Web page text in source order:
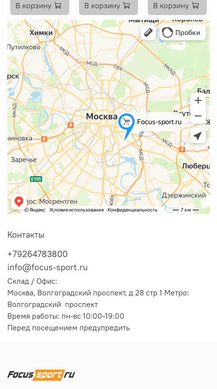
В корзину В корзину В корзину
Контакты
+79264783800
info@focus-sport.ru
Склад / Офис:
Москва, Волгоградский проспект, д 28 стр 1 Метро:
Волгоградский проспект
Время работы: пн-вс 10:00-19:00
Перед посещением предупредить